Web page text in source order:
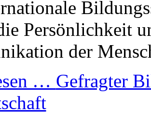
Persönlichkeit
der
… Gefragter